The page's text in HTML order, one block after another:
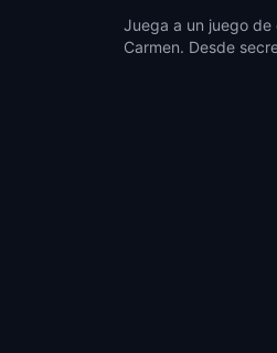
Juega a un juego
Carmen. Desde